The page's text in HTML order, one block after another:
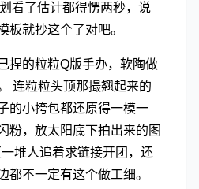
看了估计都得愣两秒，说
板就抄这个了对吧。
捏的粒粒Q版手办，软陶做
连粒粒头顶那撮翘起来的
的小挎包都还原得一模一
粉，放太阳底下拍出来的图
堆人追着求链接开团，还
都不一定有这个做工细。